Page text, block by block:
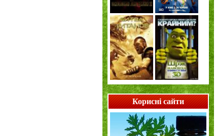
Корисні сайти